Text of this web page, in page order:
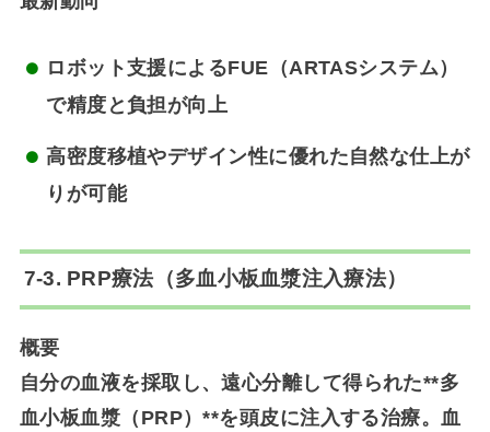
ロボット支援によるFUE（ARTASシステム）
で精度と負担が向上
高密度移植やデザイン性に優れた自然な仕上が
りが可能
7-3. PRP療法（多血小板血漿注入療法）
概要
自分の血液を採取し、遠心分離して得られた**多
血小板血漿（PRP）**を頭皮に注入する治療。血